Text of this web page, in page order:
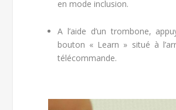
en mode inclusion.
A l’aide d’un trombone,
bouton « Learn » situé à
télécommande.